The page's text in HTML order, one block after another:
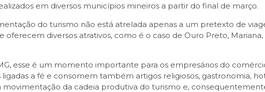
em diversos municípios mineiros a partir do final de março.
do turismo não está atrelada apenas a um pretexto de
diversos atrativos, como é o caso de Ouro Preto,
esse é um momento importante para os empresários do
a fé e consomem também artigos religiosos, gastronomia,
movimentação da cadeia produtiva do turismo e,